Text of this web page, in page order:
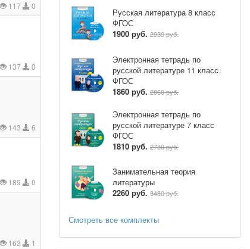
117 0
137 0
143 6
189 0
163 1
Русская литература 8 класс
ФГОС
1900 руб. 2930 руб.
Электронная тетрадь по
русской литературе 11 класс
ФГОС
1860 руб. 2860 руб.
Электронная тетрадь по
русской литературе 7 класс
ФГОС
1810 руб. 2780 руб.
Занимательная теория
литературы
2260 руб. 3480 руб.
Смотреть все комплекты